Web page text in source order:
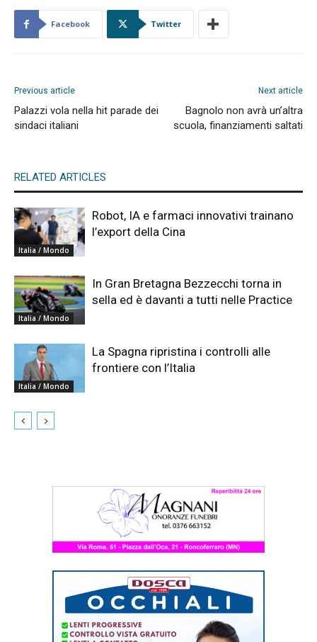
Facebook Twitter
Previous article
Palazzi vola nella hit parade dei
sindaci italiani
Next article
Bagnolo non avrà un’altra
scuola, finanziamenti saltati
RELATED ARTICLES
Italia / Mondo
Robot, IA e farmaci innovativi trainano
l’export della Cina
Italia / Mondo
In Gran Bretagna Bezzecchi torna in
sella ed è davanti a tutti nelle Practice
Italia / Mondo
La Spagna ripristina i controlli alle
frontiere con l’Italia